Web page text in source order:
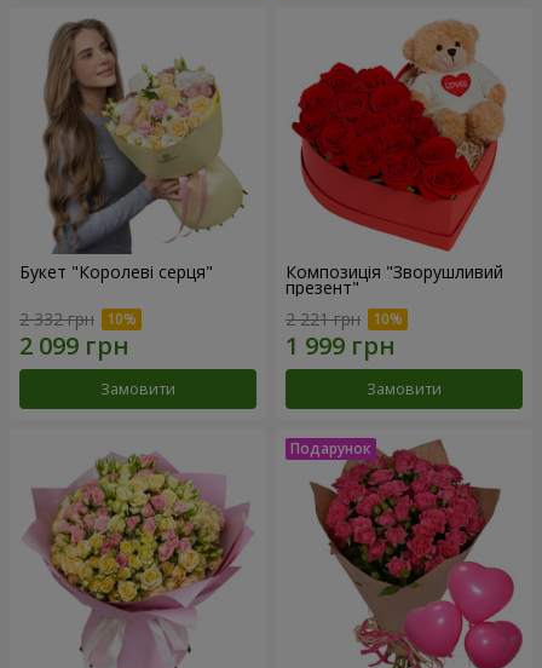
Букет "Королеві серця"
2 332 грн
Замовити
Композиція "Зворушливий
презент"
2 221 грн
Замовити